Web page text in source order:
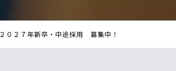
２０２７年新卒・中途採用 募集中！